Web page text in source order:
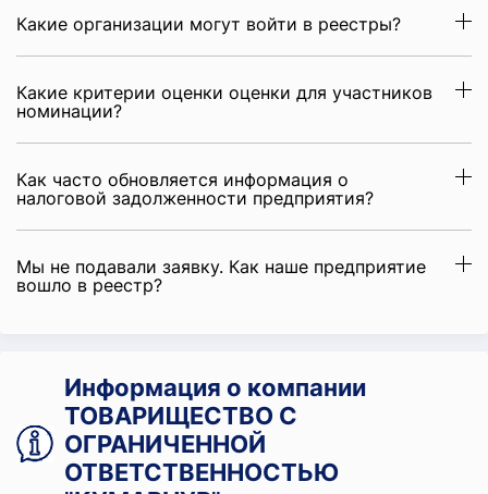
Какие организации могут войти в реестры?
Какие критерии оценки оценки для участников
номинации?
Как часто обновляется информация о
налоговой задолженности предприятия?
Мы не подавали заявку. Как наше предприятие
вошло в реестр?
Информация о компании
ТОВАРИЩЕСТВО С
ОГРАНИЧЕННОЙ
ОТВЕТСТВЕННОСТЬЮ